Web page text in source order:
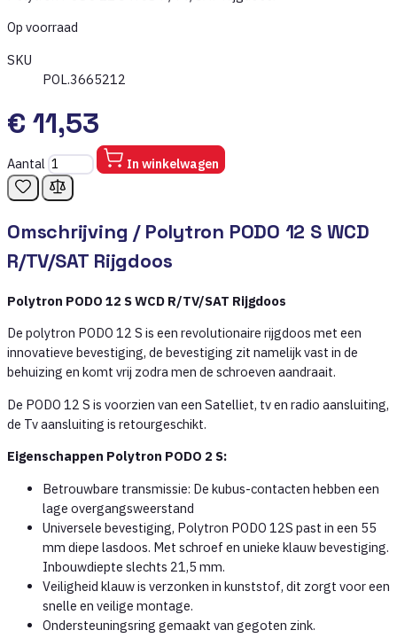
Op voorraad
SKU
POL.3665212
€ 11,53
Aantal In winkelwagen
Omschrijving / Polytron PODO 12 S WCD
R/TV/SAT Rijgdoos
Polytron PODO 12 S WCD R/TV/SAT Rijgdoos
De polytron PODO 12 S is een revolutionaire rijgdoos met een
innovatieve bevestiging, de bevestiging zit namelijk vast in de
behuizing en komt vrij zodra men de schroeven aandraait.
De PODO 12 S is voorzien van een Satelliet, tv en radio aansluiting,
de Tv aansluiting is retourgeschikt.
Eigenschappen Polytron PODO 2 S:
Betrouwbare transmissie: De kubus-contacten hebben een
lage overgangsweerstand
Universele bevestiging, Polytron PODO 12S past in een 55
mm diepe lasdoos. Met schroef en unieke klauw bevestiging.
Inbouwdiepte slechts 21,5 mm.
Veiligheid klauw is verzonken in kunststof, dit zorgt voor een
snelle en veilige montage.
Ondersteuningsring gemaakt van gegoten zink.